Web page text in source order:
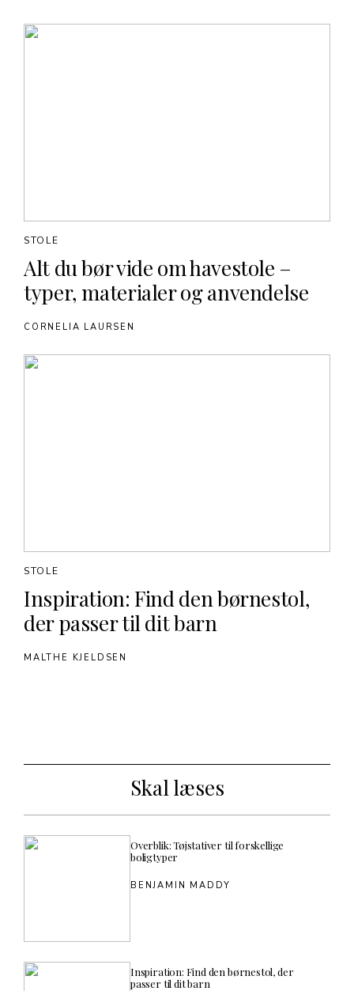
Alt du bør vide om havestole –
typer, materialer og anvendelse
STOLE
CORNELIA LAURSEN
Inspiration: Find den børnestol,
der passer til dit barn
STOLE
MALTHE KJELDSEN
Skal læses
Overblik: Tøjstativer til forskellige
boligtyper
BENJAMIN MADDY
Inspiration: Find den børnestol, der
passer til dit barn